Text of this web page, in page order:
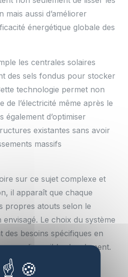
mais aussi d’améliorer
énergétique globale des
les centrales solaires
des sels fondus pour stocker
technologie permet non
de l’électricité même après le
également d’optimiser
existantes sans avoir
massifs
sur ce sujet complexe et
il apparaît que chaque
propres atouts selon le
envisagé. Le choix du système
des besoins spécifiques en
disponibles localement.
émergentes